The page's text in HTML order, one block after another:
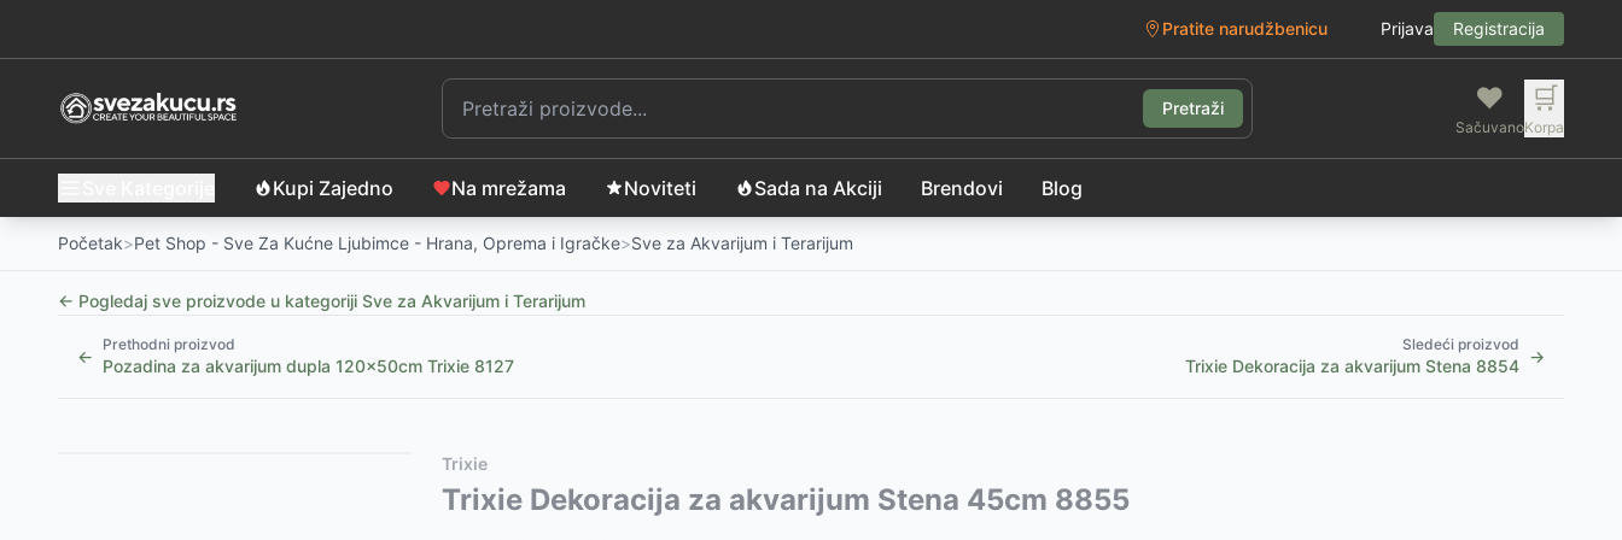
Pratite narudžbenicu Prijava Registracija
Pretraži ❤️
Sačuvano
🛒
Korpa
Kupi Zajedno Na mrežama Noviteti Sada na Akciji Brendovi Blog
Početak>Pet Shop - Sve Za Kućne Ljubimce - Hrana, Oprema i Igračke>Sve za Akvarijum i Terarijum
← Pogledaj sve proizvode u kategoriji Sve za Akvarijum i Terarijum
←
Prethodni proizvod
Pozadina za akvarijum dupla 120x50cm Trixie 8127
Sledeći proizvod
Trixie Dekoracija za akvarijum Stena 8854 →
1205RSD
Tri kućice od kokosa za terarijum, akvarijum ili kavez Trixie 76160
Ovaj proizvod nije dostupan, pogledajte slične proizvode:
Trixie
Trixie Dekoracija za akvarijum Stena 45cm 8855